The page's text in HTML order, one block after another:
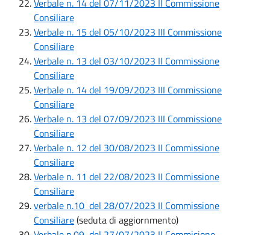
Verbale n. 14 del 07/11/2023 II Commissione
Consiliare
Verbale n. 15 del 05/10/2023 III Commissione
Consiliare
Verbale n. 13 del 03/10/2023 II Commissione
Consiliare
Verbale n. 14 del 19/09/2023 III Commissione
Consiliare
Verbale n. 13 del 07/09/2023 III Commissione
Consiliare
Verbale n. 12 del 30/08/2023 II Commissione
Consiliare
Verbale n. 11 del 22/08/2023 II Commissione
Consiliare
verbale n.10 del 28/07/2023 II Commissione
Consiliare(seduta di aggiornmento)